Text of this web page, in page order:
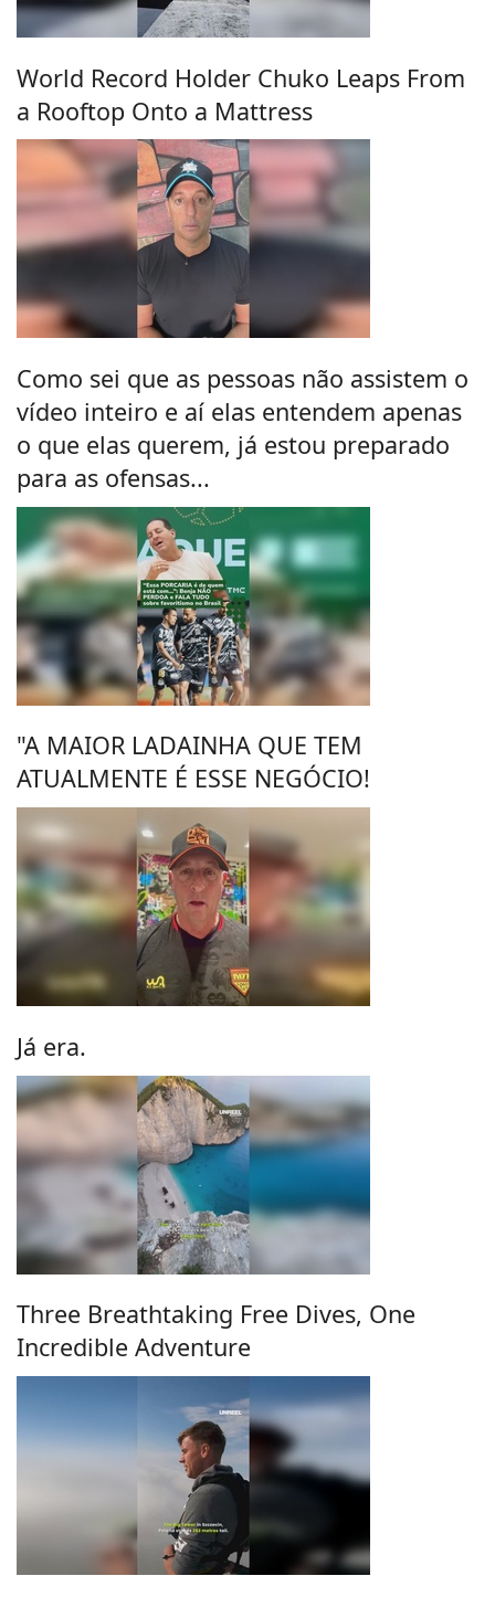
World Record Holder Chuko Leaps From
a Rooftop Onto a Mattress
Como sei que as pessoas não assistem o
vídeo inteiro e aí elas entendem apenas
o que elas querem, já estou preparado
para as ofensas...
"A MAIOR LADAINHA QUE TEM
ATUALMENTE É ESSE NEGÓCIO!
Já era.
Three Breathtaking Free Dives, One
Incredible Adventure